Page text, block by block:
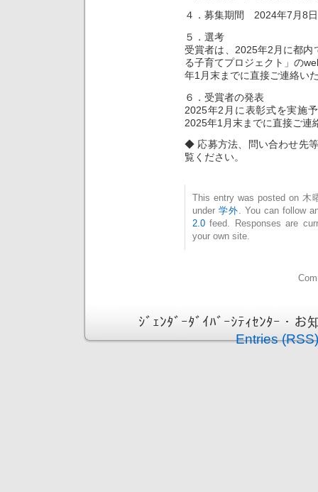
４．募集期間 2024年7月8
５．選考
受賞者は、2025年2月に都内
る子育てプロジェクト」の
年1月末までに直接ご連絡い
６．受賞者の発表
2025年2月に表彰式を実施
2025年1月末までに直接ご連
◆ 応募方法、問い合わせ先
覧ください。
This entry was posted on
under 学外. You can follow
2.0 feed. Responses are
your own site.
ｼﾞｪﾝﾀﾞｰﾀﾞｲﾊﾞｰｼﾃｨｾﾝﾀｰ・
Entries (RSS)